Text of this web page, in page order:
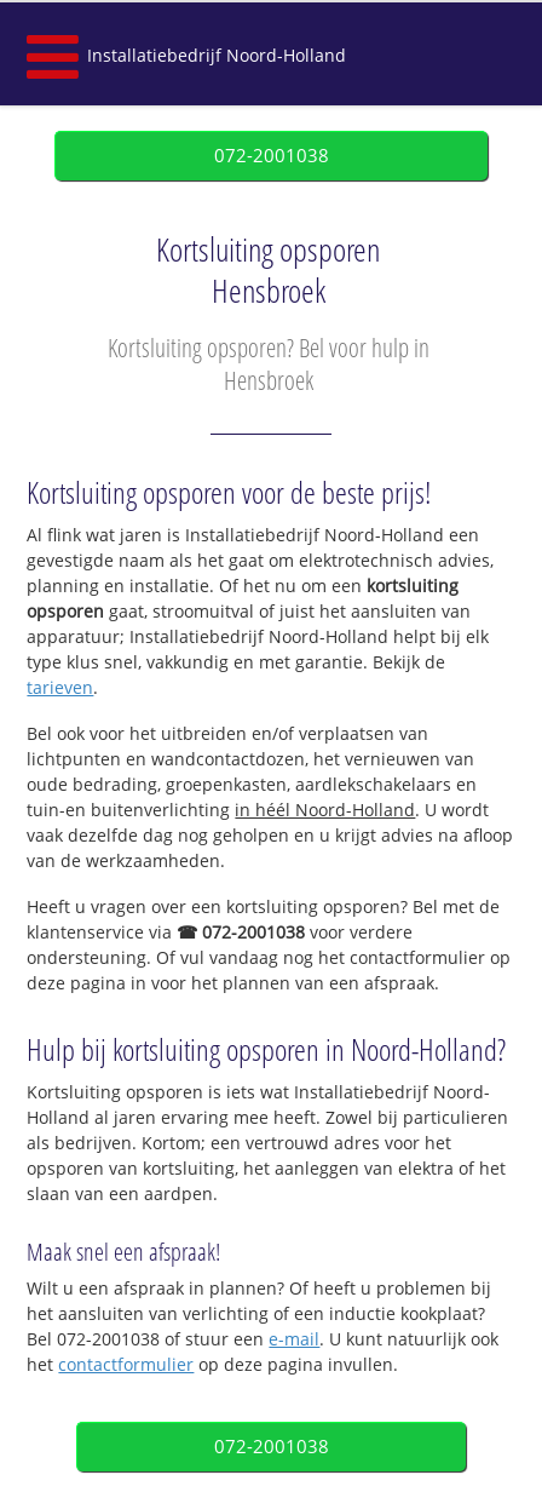
Installatiebedrijf Noord-Holland
072-2001038
Kortsluiting opsporen
Hensbroek
Kortsluiting opsporen? Bel voor hulp in
Hensbroek
Kortsluiting opsporen voor de beste prijs!
Al flink wat jaren is Installatiebedrijf Noord-Holland een
gevestigde naam als het gaat om elektrotechnisch advies,
planning en installatie. Of het nu om een kortsluiting
opsporen gaat, stroomuitval of juist het aansluiten van
apparatuur; Installatiebedrijf Noord-Holland helpt bij elk
type klus snel, vakkundig en met garantie. Bekijk de
tarieven.
Bel ook voor het uitbreiden en/of verplaatsen van
lichtpunten en wandcontactdozen, het vernieuwen van
oude bedrading, groepenkasten, aardlekschakelaars en
tuin-en buitenverlichting in héél Noord-Holland. U wordt
vaak dezelfde dag nog geholpen en u krijgt advies na afloop
van de werkzaamheden.
Heeft u vragen over een kortsluiting opsporen? Bel met de
klantenservice via ☎ 072-2001038 voor verdere
ondersteuning. Of vul vandaag nog het contactformulier op
deze pagina in voor het plannen van een afspraak.
Hulp bij kortsluiting opsporen in Noord-Holland?
Kortsluiting opsporen is iets wat Installatiebedrijf Noord-
Holland al jaren ervaring mee heeft. Zowel bij particulieren
als bedrijven. Kortom; een vertrouwd adres voor het
opsporen van kortsluiting, het aanleggen van elektra of het
slaan van een aardpen.
Maak snel een afspraak!
Wilt u een afspraak in plannen? Of heeft u problemen bij
het aansluiten van verlichting of een inductie kookplaat?
Bel 072-2001038 of stuur eene-mail. U kunt natuurlijk ook
hetcontactformulier op deze pagina invullen.
072-2001038